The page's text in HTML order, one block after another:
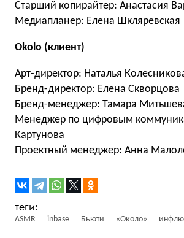
Старший копирайтер: Анастасия
Медиапланер: Елена Шкляревская
Okolo (клиент)
Арт-директор: Наталья
Бренд-директор: Елена Скворцова
Бренд-менеджер: Тамара
Менеджер по цифровым
Картунова
Проектный менеджер: Анна
ASMR inbase Бьюти «Около»